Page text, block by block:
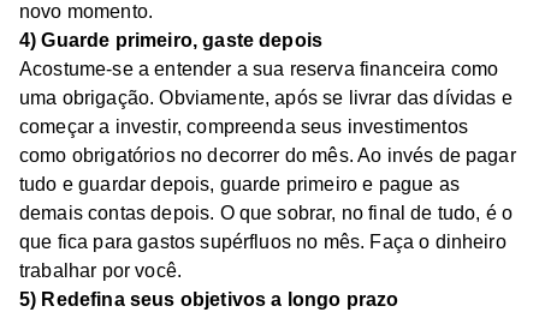
novo momento.
4) Guarde primeiro, gaste depois
Acostume-se a entender a sua reserva financeira como
uma obrigação. Obviamente, após se livrar das dívidas e
começar a investir, compreenda seus investimentos
como obrigatórios no decorrer do mês. Ao invés de pagar
tudo e guardar depois, guarde primeiro e pague as
demais contas depois. O que sobrar, no final de tudo, é o
que fica para gastos supérfluos no mês. Faça o dinheiro
trabalhar por você.
5) Redefina seus objetivos a longo prazo